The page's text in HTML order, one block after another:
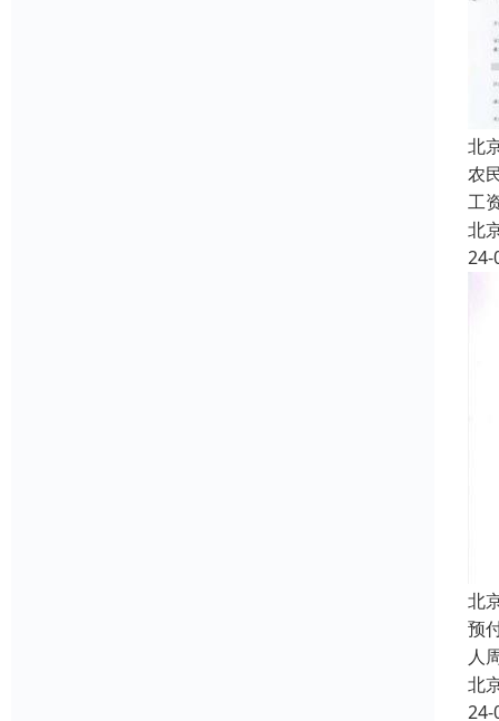
北
农
工
北
24-
北
预
人
北
24-